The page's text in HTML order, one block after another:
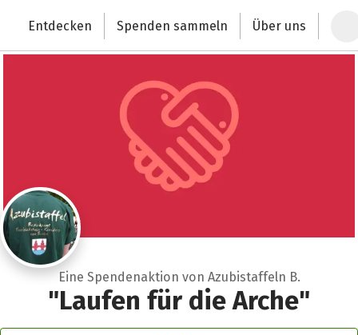
Deutschlands größte Spendenplattform
Entdecken Spenden sammeln Über uns
Eine Spendenaktion von Azubistaffeln B.
"Laufen für die Arche"